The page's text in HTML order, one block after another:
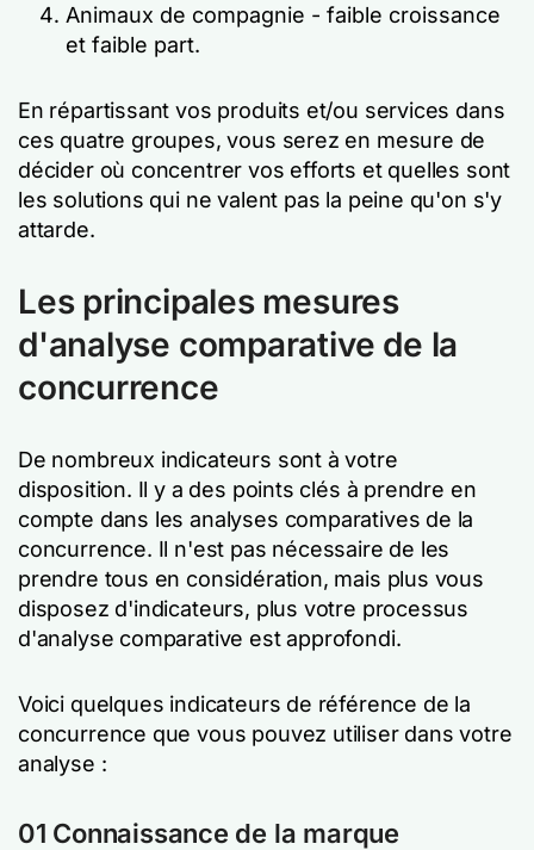
Animaux de compagnie - faible croissance
et faible part.
En répartissant vos produits et/ou services dans
ces quatre groupes, vous serez en mesure de
décider où concentrer vos efforts et quelles sont
les solutions qui ne valent pas la peine qu'on s'y
attarde.
Les principales mesures
d'analyse comparative de la
concurrence
De nombreux indicateurs sont à votre
disposition. Il y a des points clés à prendre en
compte dans les analyses comparatives de la
concurrence. Il n'est pas nécessaire de les
prendre tous en considération, mais plus vous
disposez d'indicateurs, plus votre processus
d'analyse comparative est approfondi.
Voici quelques indicateurs de référence de la
concurrence que vous pouvez utiliser dans votre
analyse :
01 Connaissance de la marque